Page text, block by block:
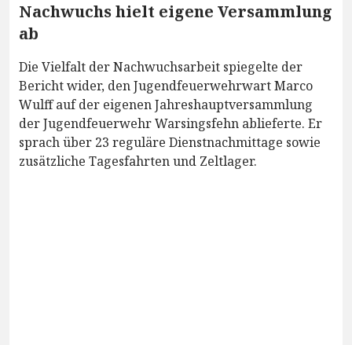
Nachwuchs hielt eigene Versammlung
ab
Die Vielfalt der Nachwuchsarbeit spiegelte der
Bericht wider, den Jugendfeuerwehrwart Marco
Wulff auf der eigenen Jahreshauptversammlung
der Jugendfeuerwehr Warsingsfehn ablieferte. Er
sprach über 23 reguläre Dienstnachmittage sowie
zusätzliche Tagesfahrten und Zeltlager.